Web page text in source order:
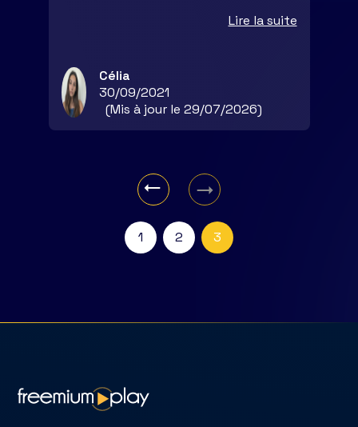
Lire la suite
Célia
30/09/2021
(Mis à jour le 29/07/2026)
1 2 3